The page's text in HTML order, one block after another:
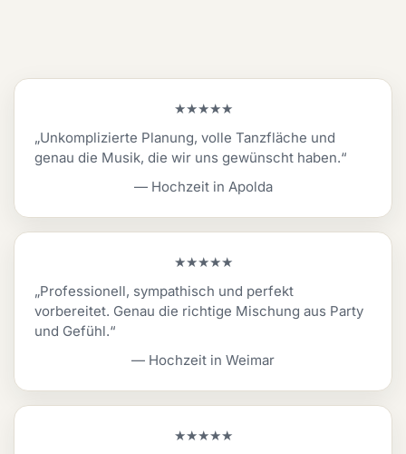
★★★★★
„Unkomplizierte Planung, volle Tanzfläche und
genau die Musik, die wir uns gewünscht haben.“
— Hochzeit in Apolda
★★★★★
„Professionell, sympathisch und perfekt
vorbereitet. Genau die richtige Mischung aus Party
und Gefühl.“
— Hochzeit in Weimar
★★★★★